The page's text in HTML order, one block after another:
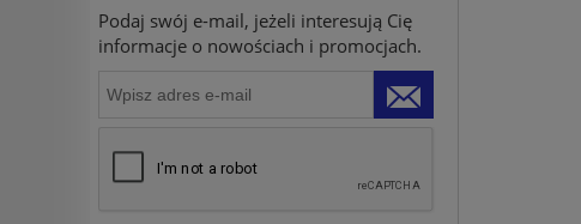
Podaj swój e-mail, jeżeli interesują Cię
informacje o nowościach i promocjach.